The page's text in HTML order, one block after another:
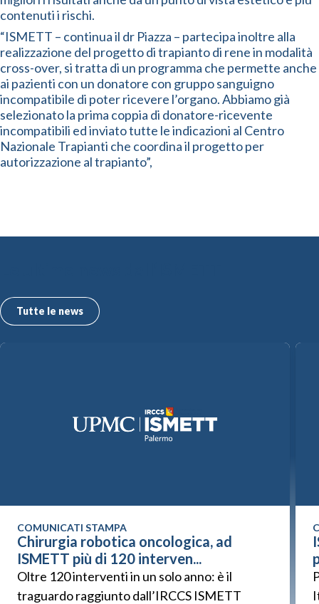
contenuti i rischi.
“ISMETT – continua il dr Piazza – partecipa inoltre alla
realizzazione del progetto di trapianto di rene in modalità
cross-over, si tratta di un programma che permette anche
ai pazienti con un donatore con gruppo sanguigno
incompatibile di poter ricevere l’organo. Abbiamo già
selezionato la prima coppia di donatore-ricevente
incompatibili ed inviato tutte le indicazioni al Centro
Nazionale Trapianti che coordina il progetto per
autorizzazione al trapianto”,
Tutte le news
COMUNICATI STAMPA
Chirurgia robotica oncologica, ad
ISMETT più di 120 interven...
Oltre 120 interventi in un solo anno: è il
traguardo raggiunto dall’IRCCS ISMETT